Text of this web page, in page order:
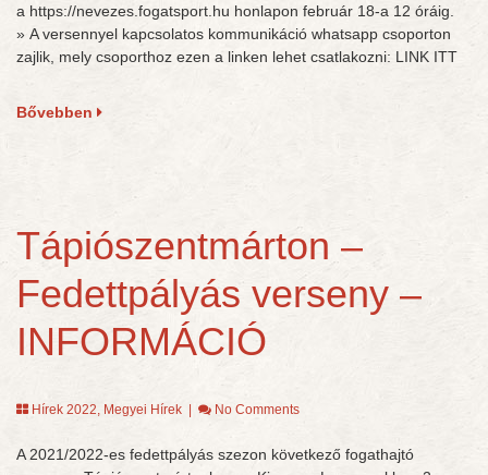
a https://nevezes.fogatsport.hu honlapon február 18-a 12 óráig.
» A versennyel kapcsolatos kommunikáció whatsapp csoporton
zajlik, mely csoporthoz ezen a linken lehet csatlakozni: LINK ITT
Bővebben
Tápiószentmárton –
Fedettpályás verseny –
INFORMÁCIÓ
Hírek 2022, Megyei Hírek No Comments
A 2021/2022-es fedettpályás szezon következő fogathajtó